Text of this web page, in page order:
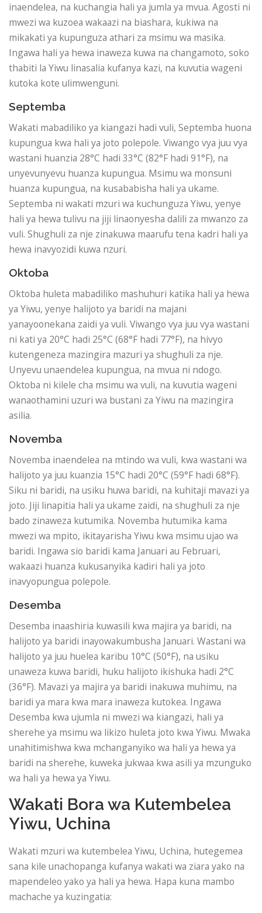
inaendelea, na kuchangia hali ya jumla ya mvua. Agosti ni
mwezi wa kuzoea wakaazi na biashara, kukiwa na
mikakati ya kupunguza athari za msimu wa masika.
Ingawa hali ya hewa inaweza kuwa na changamoto, soko
thabiti la Yiwu linasalia kufanya kazi, na kuvutia wageni
kutoka kote ulimwenguni.
Septemba
Wakati mabadiliko ya kiangazi hadi vuli, Septemba huona
kupungua kwa hali ya joto polepole. Viwango vya juu vya
wastani huanzia 28°C hadi 33°C (82°F hadi 91°F), na
unyevunyevu huanza kupungua. Msimu wa monsuni
huanza kupungua, na kusababisha hali ya ukame.
Septemba ni wakati mzuri wa kuchunguza Yiwu, yenye
hali ya hewa tulivu na jiji linaonyesha dalili za mwanzo za
vuli. Shughuli za nje zinakuwa maarufu tena kadri hali ya
hewa inavyozidi kuwa nzuri.
Oktoba
Oktoba huleta mabadiliko mashuhuri katika hali ya hewa
ya Yiwu, yenye halijoto ya baridi na majani
yanayoonekana zaidi ya vuli. Viwango vya juu vya wastani
ni kati ya 20°C hadi 25°C (68°F hadi 77°F), na hivyo
kutengeneza mazingira mazuri ya shughuli za nje.
Unyevu unaendelea kupungua, na mvua ni ndogo.
Oktoba ni kilele cha msimu wa vuli, na kuvutia wageni
wanaothamini uzuri wa bustani za Yiwu na mazingira
asilia.
Novemba
Novemba inaendelea na mtindo wa vuli, kwa wastani wa
halijoto ya juu kuanzia 15°C hadi 20°C (59°F hadi 68°F).
Siku ni baridi, na usiku huwa baridi, na kuhitaji mavazi ya
joto. Jiji linapitia hali ya ukame zaidi, na shughuli za nje
bado zinaweza kutumika. Novemba hutumika kama
mwezi wa mpito, ikitayarisha Yiwu kwa msimu ujao wa
baridi. Ingawa sio baridi kama Januari au Februari,
wakaazi huanza kukusanyika kadiri hali ya joto
inavyopungua polepole.
Desemba
Desemba inaashiria kuwasili kwa majira ya baridi, na
halijoto ya baridi inayowakumbusha Januari. Wastani wa
halijoto ya juu huelea karibu 10°C (50°F), na usiku
unaweza kuwa baridi, huku halijoto ikishuka hadi 2°C
(36°F). Mavazi ya majira ya baridi inakuwa muhimu, na
baridi ya mara kwa mara inaweza kutokea. Ingawa
Desemba kwa ujumla ni mwezi wa kiangazi, hali ya
sherehe ya msimu wa likizo huleta joto kwa Yiwu. Mwaka
unahitimishwa kwa mchanganyiko wa hali ya hewa ya
baridi na sherehe, kuweka jukwaa kwa asili ya mzunguko
wa hali ya hewa ya Yiwu.
Wakati Bora wa Kutembelea
Yiwu, Uchina
Wakati mzuri wa kutembelea Yiwu, Uchina, hutegemea
sana kile unachopanga kufanya wakati wa ziara yako na
mapendeleo yako ya hali ya hewa. Hapa kuna mambo
machache ya kuzingatia: